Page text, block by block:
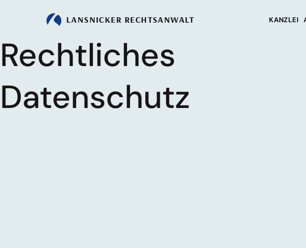
LANSNICKER RECHTSANWALT KANZLEI
Rechtliches
Datenschutz